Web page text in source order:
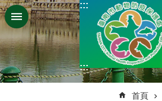
跳到主要內容區塊
:::
:::
首頁